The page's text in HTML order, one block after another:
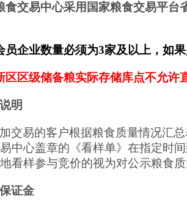
食交易中心采用国家粮食交易平
员企业数量必须为3家及以上，如
区区级储备粮实际存储库点不允
明
交易的客户根据粮食质量情况汇
中心盖章的《看样单》在指定时
看样参与竞价的视为对公示粮食
证金